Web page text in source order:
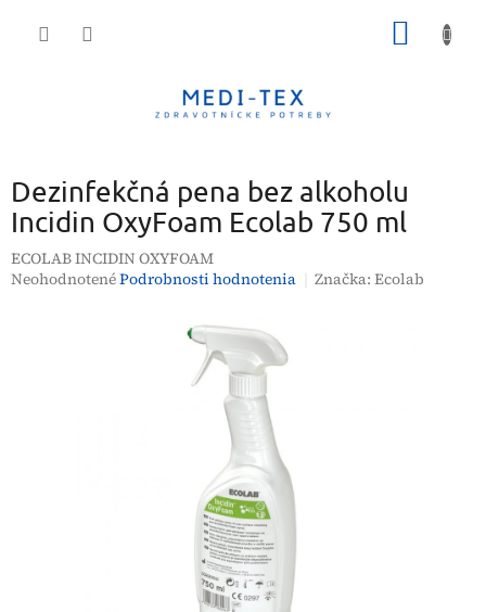
Dezinfekčná pena bez alkoholu
Incidin OxyFoam Ecolab 750 ml
ECOLAB INCIDIN OXYFOAM
Priemerné
NeohodnotenéPodrobnosti hodnotenia Značka:Ecolab